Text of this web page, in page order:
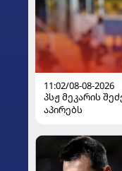
11:02/08-08-2026
პსჟ მეკარის
აპირებს